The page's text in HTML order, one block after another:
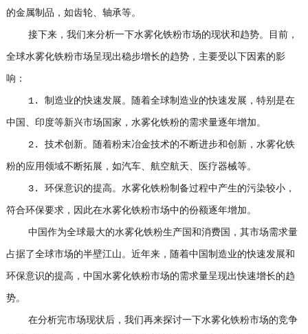
的金属制品，如齿轮、轴承等。
接下来，我们来分析一下水雾化铁粉市场的现状和趋势。目前，
全球水雾化铁粉市场呈现出稳步增长的趋势，主要受以下因素的影
响：
1. 制造业的快速发展。随着全球制造业的快速发展，特别是在
中国、印度等新兴市场国家，水雾化铁粉的需求量逐年增加。
2. 技术创新。随着粉末冶金技术的不断进步和创新，水雾化铁
粉的应用领域不断拓展，如汽车、航空航天、医疗器械等。
3. 环保意识的提高。水雾化铁粉制备过程中产生的污染较小，
符合环保要求，因此在水雾化铁粉市场中的份额逐年增加。
中国作为全球最大的水雾化铁粉生产国和消费国，其市场需求量
占据了全球市场的半壁江山。近年来，随着中国制造业的快速发展和
环保意识的提高，中国水雾化铁粉市场的需求量呈现出快速增长的趋
势。
在分析完市场现状后，我们再来探讨一下水雾化铁粉市场的竞争